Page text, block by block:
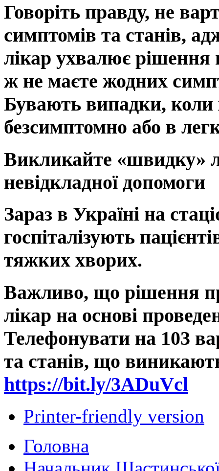
Говоріть правду, не
симптомів та станів,
лікар ухвалює
ж не маєте жодних
Бувають випадки, коли
безсимптомно або в
Викликайте «швидку»
невідкладної допомоги
Зараз в Україні на
госпіталізують
тяжких хворих.
Важливо, що рішення
лікар на основі
Телефонувати на 103
та станів, що
https://bit.ly/3ADuVcl
Printer-friendly version
Головна